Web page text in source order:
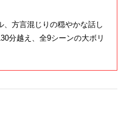
方言混じりの穏やかな話し
分越え、全9シーンの大ボリ